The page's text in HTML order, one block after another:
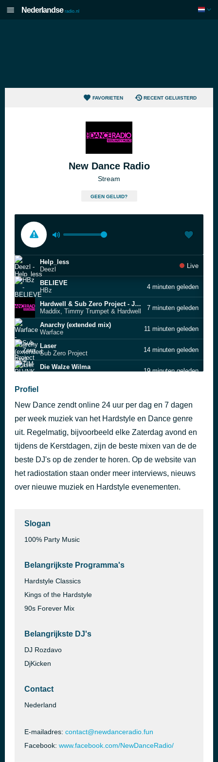
Nederlandse radio.nl
FAVORIETEN RECENT GELUISTERD
New Dance Radio
Stream
GEEN GELUID?
Help_less
Deezl
Live
BELIEVE
HBz
4 minuten geleden
Hardwell & Sub Zero Project - Judgement Day [45FB]
Maddix, Timmy Trumpet & Hardwell
7 minuten geleden
Anarchy (extended mix)
Warface
11 minuten geleden
Laser
Sub Zero Project
14 minuten geleden
Die Walze Wilma
19 minuten geleden
Falling In Love [45Fi]
Outsiders & Hardwell
Applause [45EM]
Vaskan, ZYZZ MUSIC & HARDSTYLE MAGE
31 minuten geleden
I’ll Be Okay
Neptunica, LANNÈ & Micano
Profiel
New Dance zendt online 24 uur per dag en 7 dagen
per week muziek van het Hardstyle en Dance genre
uit. Regelmatig, bijvoorbeeld elke Zaterdag avond en
tijdens de Kerstdagen, zijn de beste mixen van de de
beste DJ's op de zender te horen. Op de website van
het radiostation staan onder meer interviews, nieuws
over nieuwe muziek en Hardstyle evenementen.
Slogan
100% Party Music
Belangrijkste Programma's
Hardstyle Classics
Kings of the Hardstyle
90s Forever Mix
Belangrijkste DJ's
DJ Rozdavo
DjKicken
Contact
Nederland
E-mailadres: contact@newdanceradio.fun
Facebook: www.facebook.com/NewDanceRadio/